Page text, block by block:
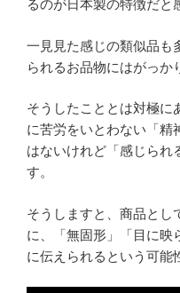
るのが日本製の特徴だと
一見見た感じの類似品も
られるお品物にはがっか
そうしたこととは対極に
に苦労をいとわない「精
はないけれど「感じられ
す。
そうしますと、商品とし
に、「無固形」「目に映
に伝えられるという可能